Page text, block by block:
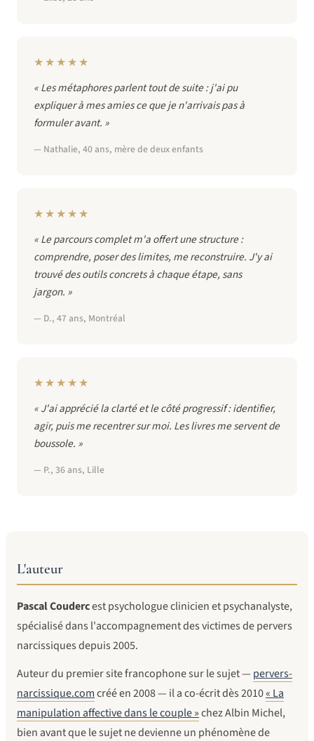
★★★★★
« Les métaphores parlent tout de suite : j'ai pu
expliquer à mes amies ce que je n'arrivais pas à
formuler avant. »
— Nathalie, 40 ans, mère de deux enfants
★★★★★
« Le parcours complet m'a offert une structure :
comprendre, poser des limites, me reconstruire. J'y ai
trouvé des outils concrets à chaque étape, sans
jargon. »
— D., 47 ans, Montréal
★★★★★
« J'ai apprécié la clarté et le côté progressif : identifier,
agir, puis me recentrer sur moi. Les livres me servent de
boussole. »
— P., 36 ans, Lille
L'auteur
Pascal Coudercest psychologue clinicien et psychanalyste,
spécialisé dans l'accompagnement des victimes de pervers
narcissiques depuis 2005.
Auteur du premier site francophone sur le sujet — pervers-
narcissique.comcréé en 2008 — il a co-écrit dès 2010« La
manipulation affective dans le couple »chez Albin Michel,
bien avant que le sujet ne devienne un phénomène de